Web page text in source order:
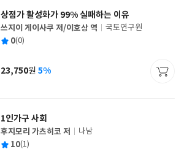
상점가 활성화가 99% 실패하는 이유
글
쓴
쓰지이 게이사쿠 저/이호상 역
출
사
국토연구원
평 0(0)
가
23,750원 5%
1인가구 사회
글
쓴
후지모리 가츠히코 저
출
나남
평 10(1)